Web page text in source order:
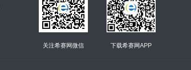
关注希赛网微信 下载希赛网APP